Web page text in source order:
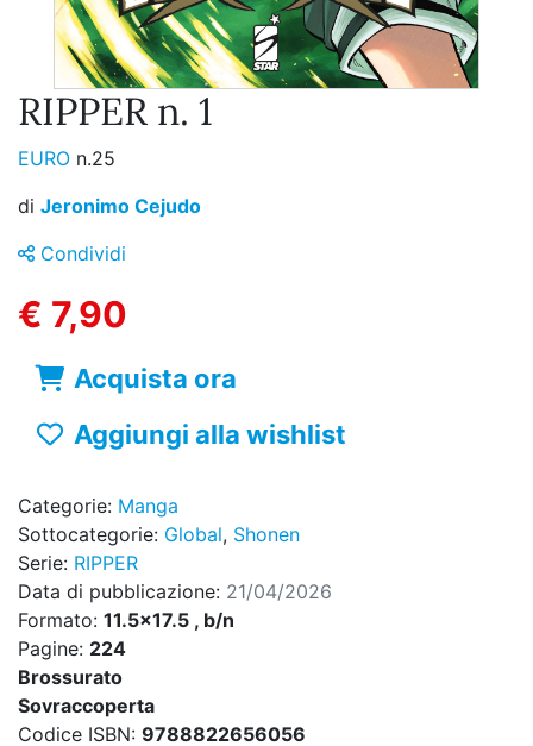
RIPPER n. 1
EURO n.25
di Jeronimo Cejudo
Condividi
€ 7,90
Acquista ora
Aggiungi alla wishlist
Categorie: Manga
Sottocategorie: Global, Shonen
Serie: RIPPER
Data di pubblicazione: 21/04/2026
Formato: 11.5x17.5 , b/n
Pagine: 224
Brossurato
Sovraccoperta
Codice ISBN: 9788822656056